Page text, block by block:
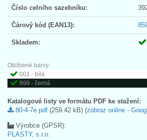
Číslo celního sazebníku:
Čárový kód (EAN13):
Skladem:
Oblíbené barvy:
001 - bílá
999 - černá
Katalogové listy ve formátu PDF ke stažení:
80-4-7e.pdf (259.42 kB) (zobraz online -
Výrobce (GPSR):
PLASTY, s.r.o.